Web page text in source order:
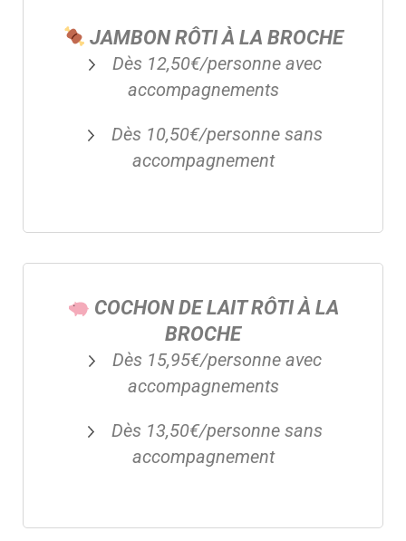
JAMBON RÔTI À LA BROCHE
Dès 12,50€/personne avec
accompagnements
Dès 10,50€/personne sans
accompagnement
COCHON DE LAIT RÔTI À LA
BROCHE
Dès 15,95€/personne avec
accompagnements
Dès 13,50€/personne sans
accompagnement